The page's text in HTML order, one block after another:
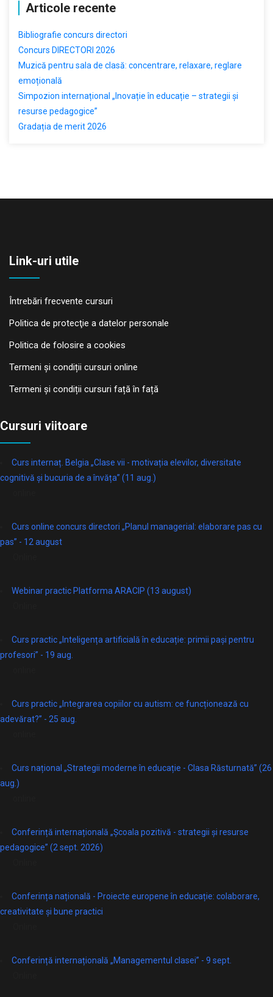
Articole recente
Bibliografie concurs directori
Concurs DIRECTORI 2026
Muzică pentru sala de clasă: concentrare, relaxare, reglare
emoțională
Simpozion internațional „Inovație în educație – strategii și
resurse pedagogice”
Gradația de merit 2026
Link-uri utile
Întrebări frecvente cursuri
Politica de protecţie a datelor personale
Politica de folosire a cookies
Termeni și condiții cursuri online
Termeni și condiții cursuri față în față
Cursuri viitoare
Curs internaț. Belgia „Clase vii - motivația elevilor, diversitate
cognitivă și bucuria de a învăța” (11 aug.)
Curs online concurs directori „Planul managerial: elaborare pas cu
pas” - 12 august
Webinar practic Platforma ARACIP (13 august)
Curs practic „Inteligența artificială în educație: primii pași pentru
profesori” - 19 aug.
Curs practic „Integrarea copiilor cu autism: ce funcționează cu
adevărat?” - 25 aug.
Curs național „Strategii moderne în educație - Clasa Răsturnată” (26
aug.)
Conferință internațională „Școala pozitivă - strategii și resurse
pedagogice” (2 sept. 2026)
Conferința națională - Proiecte europene în educație: colaborare,
creativitate și bune practici
Conferință internațională „Managementul clasei” - 9 sept.